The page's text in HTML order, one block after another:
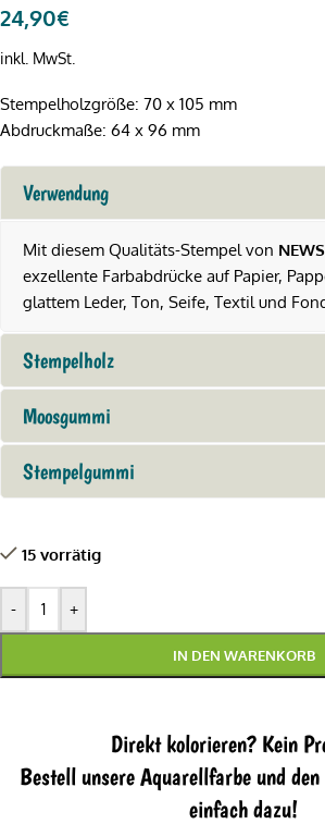
24,90€
inkl. MwSt.
Stempelholzgröße: 70 x 105 mm
Abdruckmaße: 64 x 96 mm
Verwendung
Mit diesem Qualitäts-Stempel von
exzellente Farbabdrücke auf Papier,
glattem Leder, Ton, Seife, Textil und
Stempelholz
Moosgummi
Stempelgummi
15 vorrätig
- +
IN DEN WARENKORB
Direkt kolorieren? Kein
Bestell unsere Aquarellfarbe und
einfach dazu!